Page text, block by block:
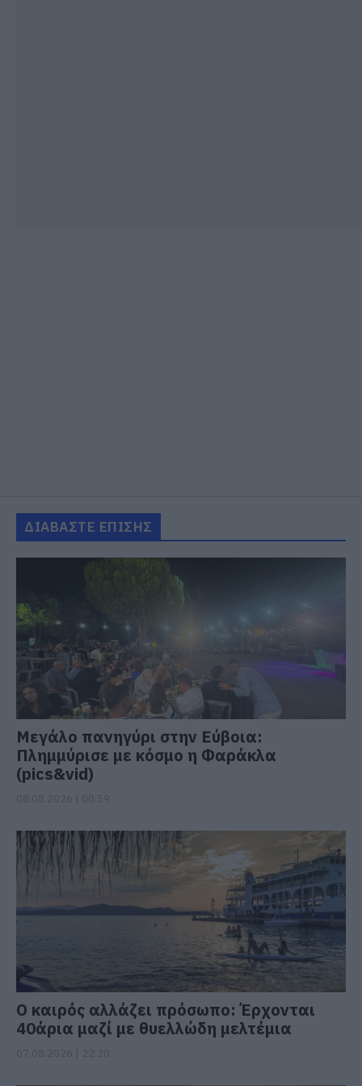
ΔΙΑΒΑΣΤΕ ΕΠΙΣΗΣ
Μεγάλο πανηγύρι στην Εύβοια:
Πλημμύρισε με κόσμο η Φαράκλα
(pics&vid)
Ο καιρός αλλάζει πρόσωπο: Έρχονται
40άρια μαζί με θυελλώδη μελτέμια